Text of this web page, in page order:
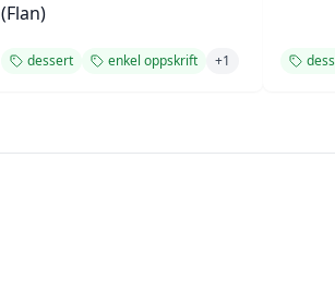
(Flan)
dessert enkel oppskrift +1